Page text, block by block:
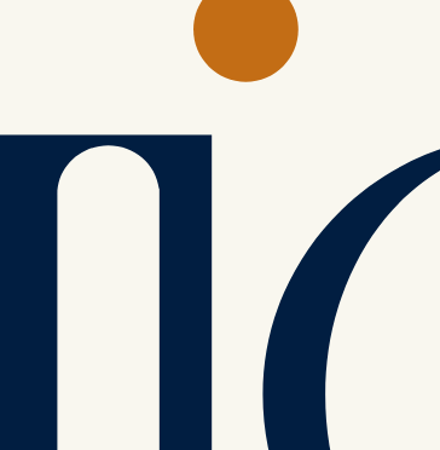
zwischen 80 m2 und 95 m2. Wir